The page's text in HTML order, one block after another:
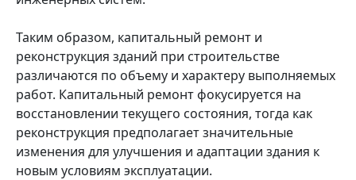
Таким образом, капитальный ремонт и
реконструкция зданий при строительстве
различаются по объему и характеру выполняемых
работ. Капитальный ремонт фокусируется на
восстановлении текущего состояния, тогда как
реконструкция предполагает значительные
изменения для улучшения и адаптации здания к
новым условиям эксплуатации.